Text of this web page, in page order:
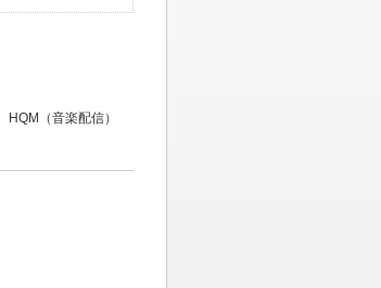
HQM（音楽配信）